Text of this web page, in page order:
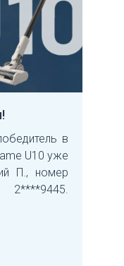
в
U10 уже
П., номер